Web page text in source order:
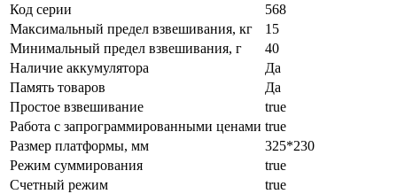
Код серии
568
Максимальный предел взвешивания, кг
15
Минимальный предел взвешивания, г
40
Наличие аккумулятора
Да
Память товаров
Да
Простое взвешивание
true
Работа с запрограммированными ценами true
Размер платформы, мм
325*230
Режим суммирования
true
Счетный режим
true